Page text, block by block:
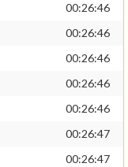
00:26:46
00:26:46
00:26:46
00:26:46
00:26:46
00:26:47
00:26:47